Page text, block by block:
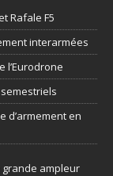
Rafale F5
interarmées
l’Eurodrone
d’armement en
grande ampleur